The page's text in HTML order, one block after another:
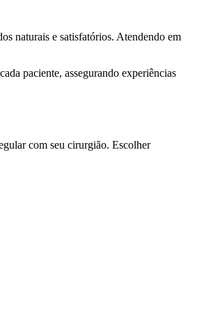
naturais e satisfatórios. Atendendo em
paciente, assegurando experiências
com seu cirurgião. Escolher